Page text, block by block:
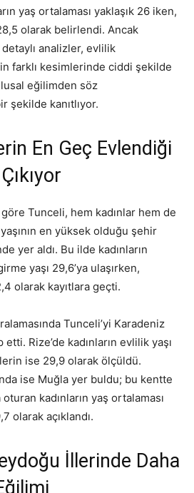
yaş ortalaması yaklaşık 26 iken,
olarak belirlendi. Ancak
analizler, evlilik
farklı kesimlerinde ciddi şekilde
eğilimden söz
şekilde kanıtlıyor.
En Geç Evlendiği
Tunceli, hem kadınlar hem de
en yüksek olduğu şehir
yer aldı. Bu ilde kadınların
yaşı 29,6’ya ulaşırken,
olarak kayıtlara geçti.
Tunceli’yi Karadeniz
Rize’de kadınların evlilik yaşı
ise 29,9 olarak ölçüldü.
ise Muğla yer buldu; bu kentte
kadınların yaş ortalaması
olarak açıklandı.
İllerinde Daha